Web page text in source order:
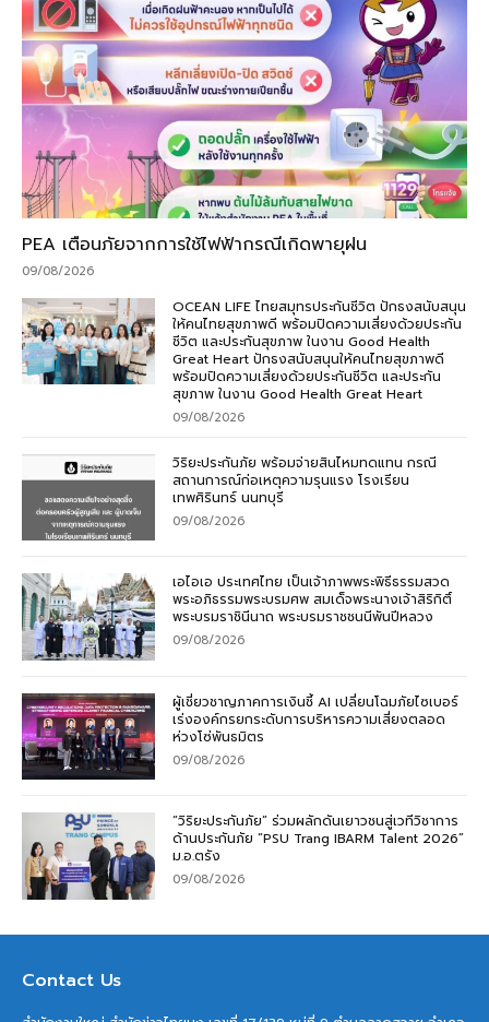
PEA เตือนภัยจากการใช้ไฟฟ้ากรณีเกิดพายุฝน
09/08/2026
OCEAN LIFE ไทยสมุทรประกันชีวิต ปักธงสนับสนุน
ให้คนไทยสุขภาพดี พร้อมปิดความเสี่ยงด้วยประกัน
ชีวิต และประกันสุขภาพ ในงาน Good Health
Great Heart ปักธงสนับสนุนให้คนไทยสุขภาพดี
พร้อมปิดความเสี่ยงด้วยประกันชีวิต และประกัน
สุขภาพ ในงาน Good Health Great Heart
09/08/2026
วิริยะประกันภัย พร้อมจ่ายสินไหมทดแทน กรณี
สถานการณ์ก่อเหตุความรุนแรง โรงเรียน
เทพศิรินทร์ นนทบุรี
09/08/2026
เอไอเอ ประเทศไทย เป็นเจ้าภาพพระพิธีธรรมสวด
พระอภิธรรมพระบรมศพ สมเด็จพระนางเจ้าสิริกิติ์
พระบรมราชินีนาถ พระบรมราชชนนีพันปีหลวง
09/08/2026
ผู้เชี่ยวชาญภาคการเงินชี้ AI เปลี่ยนโฉมภัยไซเบอร์
เร่งองค์กรยกระดับการบริหารความเสี่ยงตลอด
ห่วงโซ่พันธมิตร
09/08/2026
“วิริยะประกันภัย” ร่วมผลักดันเยาวชนสู่เวทีวิชาการ
ด้านประกันภัย “PSU Trang IBARM Talent 2026”
ม.อ.ตรัง
09/08/2026
Contact Us